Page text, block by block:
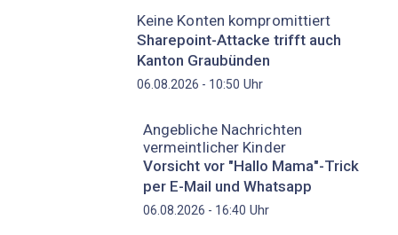
Keine Konten kompromittiert
Sharepoint-Attacke trifft auch
Kanton Graubünden
06.08.2026 - 10:50 Uhr
Angebliche Nachrichten
vermeintlicher Kinder
Vorsicht vor "Hallo Mama"-Trick
per E-Mail und Whatsapp
06.08.2026 - 16:40 Uhr